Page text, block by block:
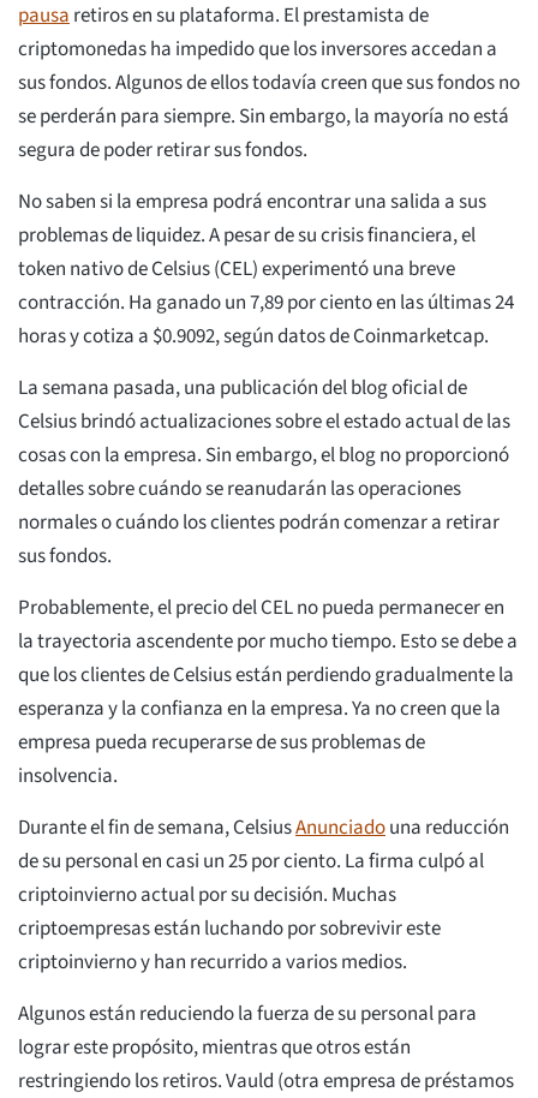
pausaretiros en su plataforma. El prestamista de
criptomonedas ha impedido que los inversores accedan a
sus fondos. Algunos de ellos todavía creen que sus fondos no
se perderán para siempre. Sin embargo, la mayoría no está
segura de poder retirar sus fondos.
No saben si la empresa podrá encontrar una salida a sus
problemas de liquidez. A pesar de su crisis financiera, el
token nativo de Celsius (CEL) experimentó una breve
contracción. Ha ganado un 7,89 por ciento en las últimas 24
horas y cotiza a $0.9092, según datos de Coinmarketcap.
La semana pasada, una publicación del blog oficial de
Celsius brindó actualizaciones sobre el estado actual de las
cosas con la empresa. Sin embargo, el blog no proporcionó
detalles sobre cuándo se reanudarán las operaciones
normales o cuándo los clientes podrán comenzar a retirar
sus fondos.
Probablemente, el precio del CEL no pueda permanecer en
la trayectoria ascendente por mucho tiempo. Esto se debe a
que los clientes de Celsius están perdiendo gradualmente la
esperanza y la confianza en la empresa. Ya no creen que la
empresa pueda recuperarse de sus problemas de
insolvencia.
Durante el fin de semana, CelsiusAnunciadouna reducción
de su personal en casi un 25 por ciento. La firma culpó al
criptoinvierno actual por su decisión. Muchas
criptoempresas están luchando por sobrevivir este
criptoinvierno y han recurrido a varios medios.
Algunos están reduciendo la fuerza de su personal para
lograr este propósito, mientras que otros están
restringiendo los retiros. Vauld (otra empresa de préstamos